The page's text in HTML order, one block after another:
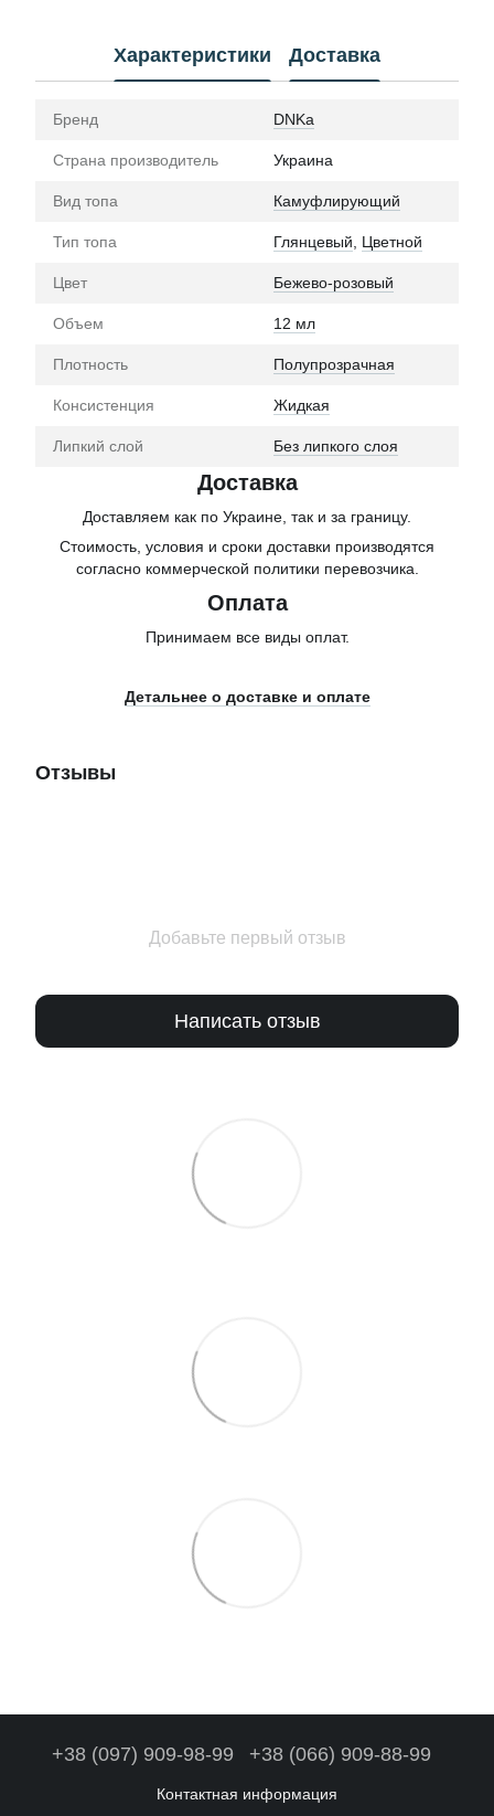
Характеристики Доставка
Бренд DNKa
Страна производитель Украина
Вид топа Камуфлирующий
Тип топа Глянцевый Цветной
Цвет Бежево-розовый
Объем 12 мл
Плотность Полупрозрачная
Консистенция Жидкая
Липкий слой Без липкого слоя
Доставка
Доставляем как по Украине, так и за границу.
Стоимость, условия и сроки доставки производятся
согласно коммерческой политики перевозчика.
Оплата
Принимаем все виды оплат.
Детальнее о доставке и оплате
Отзывы
Добавьте первый отзыв
Написать отзыв
+38 (097) 909-98-99 +38 (066) 909-88-99
Контактная информация